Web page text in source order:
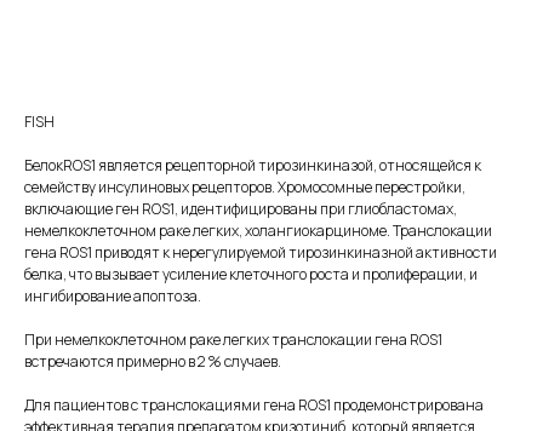
FISH
БелокROS1 является рецепторной тирозинкиназой, относящейся к
семейству инсулиновых рецепторов. Хромосомные перестройки,
включающие ген ROS1, идентифицированы при глиобластомах,
немелкоклеточном раке легких, холангиокарциноме. Транслокации
гена ROS1 приводят к нерегулируемой тирозинкиназной активности
белка, что вызывает усиление клеточного роста и пролиферации, и
ингибирование апоптоза.
При немелкоклеточном раке легких транслокации гена ROS1
встречаются примерно в 2 % случаев.
Для пациентов с транслокациями гена ROS1 продемонстрирована